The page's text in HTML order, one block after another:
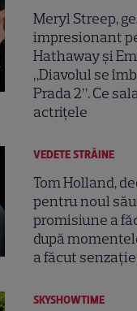
Meryl Streep,
impresionant
Hathaway și
„Diavolul se
Prada 2”. Ce
actrițele
VEDETE STRĂINE
Tom Holland,
pentru noul său
promisiune a
după
a făcut
SKYSHOWTIME